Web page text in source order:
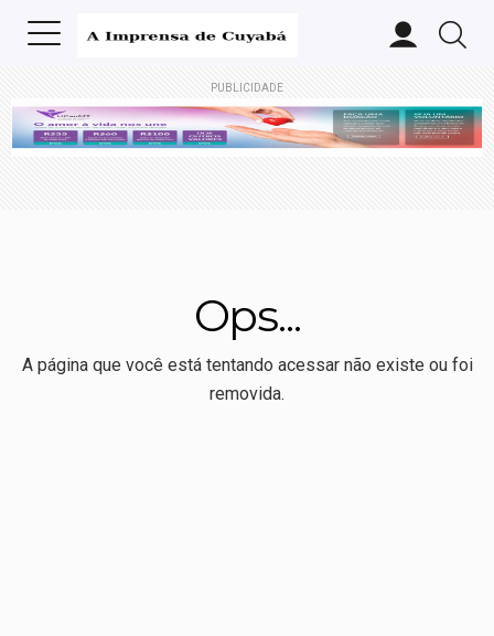
PUBLICIDADE
Ops...
A página que você está tentando acessar não existe ou foi
removida.